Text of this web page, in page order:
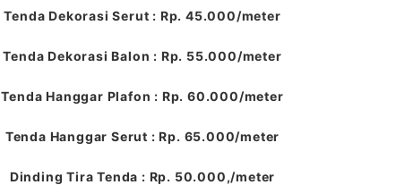
Tenda Dekorasi Serut : Rp. 45.000/meter
Tenda Dekorasi Balon : Rp. 55.000/meter
Tenda Hanggar Plafon : Rp. 60.000/meter
Tenda Hanggar Serut : Rp. 65.000/meter
Dinding Tira Tenda : Rp. 50.000,/meter